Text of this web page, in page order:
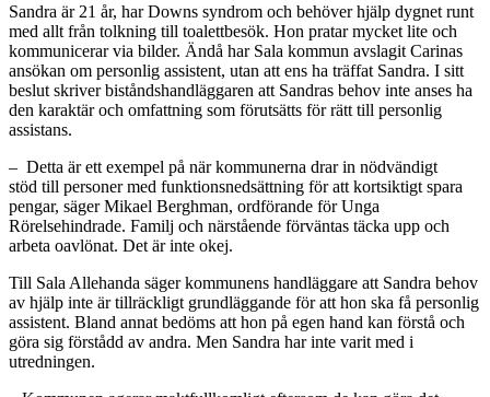
Sandra är 21 år, har Downs syndrom och behöver hjälp dygnet runt
med allt från tolkning till toalettbesök. Hon pratar mycket lite och
kommunicerar via bilder. Ändå har Sala kommun avslagit Carinas
ansökan om personlig assistent, utan att ens ha träffat Sandra. I sitt
beslut skriver biståndshandläggaren att Sandras behov inte anses ha
den karaktär och omfattning som förutsätts för rätt till personlig
assistans.
– Detta är ett exempel på när kommunerna drar in nödvändigt
stöd till personer med funktionsnedsättning för att kortsiktigt spara
pengar, säger Mikael Berghman, ordförande för Unga
Rörelsehindrade. Familj och närstående förväntas täcka upp och
arbeta oavlönat. Det är inte okej.
Till Sala Allehanda säger kommunens handläggare att Sandra behov
av hjälp inte är tillräckligt grundläggande för att hon ska få personlig
assistent. Bland annat bedöms att hon på egen hand kan förstå och
göra sig förstådd av andra. Men Sandra har inte varit med i
utredningen.